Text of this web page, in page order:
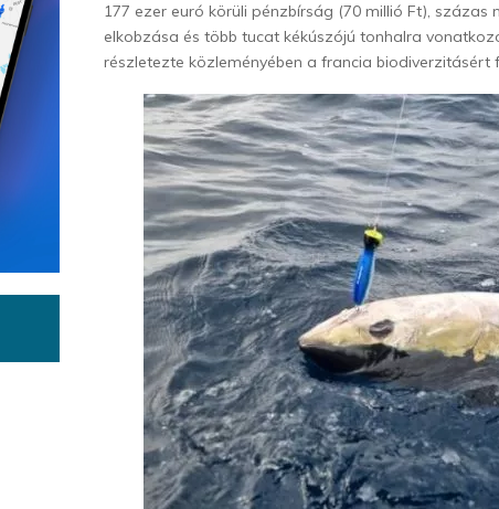
177 ezer euró körüli pénzbírság (70 millió Ft),
elkobzása és több tucat kékúszójú tonhalra
részletezte közleményében a francia biodiverzitásért